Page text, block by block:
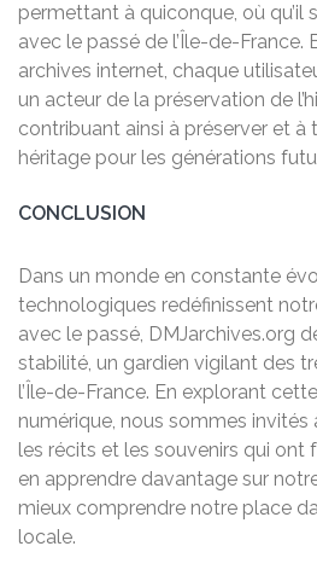
permettant à quiconque, où qu’il
avec le passé de l’Île-de-France.
archives internet, chaque
un acteur de la préservation de
contribuant ainsi à préserver et
héritage pour les générations
CONCLUSION
Dans un monde en constante
technologiques redéfinissent
avec le passé, DMJarchives.org
stabilité, un gardien vigilant des
l’Île-de-France. En explorant
numérique, nous sommes invités
les récits et les souvenirs qui ont
en apprendre davantage sur
mieux comprendre notre place
locale.